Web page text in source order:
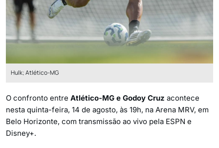
Hulk; Atlético-MG
O confronto entre Atlético-MG e Godoy Cruz acontece
nesta quinta-feira, 14 de agosto, às 19h, na Arena MRV, em
Belo Horizonte, com transmissão ao vivo pela ESPN e
Disney+.